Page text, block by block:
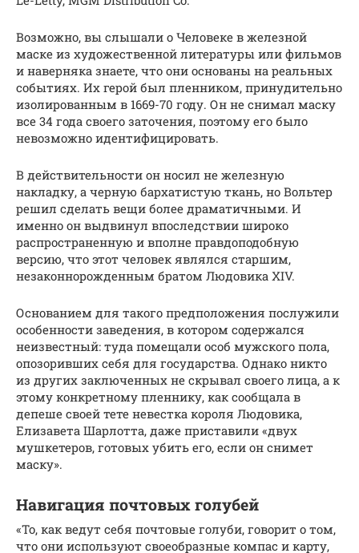
Возможно, вы слышали о Человеке в железной
маске из художественной литературы или фильмов
и наверняка знаете, что они основаны на реальных
событиях. Их герой был пленником, принудительно
изолированным в 1669-70 году. Он не снимал маску
все 34 года своего заточения, поэтому его было
невозможно идентифицировать.
В действительности он носил не железную
накладку, а черную бархатистую ткань, но Вольтер
решил сделать вещи более драматичными. И
именно он выдвинул впоследствии широко
распространенную и вполне правдоподобную
версию, что этот человек являлся старшим,
незаконнорожденным братом Людовика XIV.
Основанием для такого предположения послужили
особенности заведения, в котором содержался
неизвестный: туда помещали особ мужского пола,
опозоривших себя для государства. Однако никто
из других заключенных не скрывал своего лица, а к
этому конкретному пленнику, как сообщала в
депеше своей тете невестка короля Людовика,
Елизавета Шарлотта, даже приставили «двух
мушкетеров, готовых убить его, если он снимет
маску».
Навигация почтовых голубей
«То, как ведут себя почтовые голуби, говорит о том,
что они используют своеобразные компас и карту,